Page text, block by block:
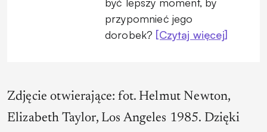
przypomnieć jego
dorobek? [Czytaj więcej]
Zdjęcie otwierające: fot. Helmut Newton,
Elizabeth Taylor, Los Angeles 1985. Dzięki